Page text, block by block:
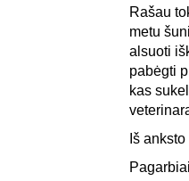
Rašau
metu
alsuoti
pabėgti
kas
Iš